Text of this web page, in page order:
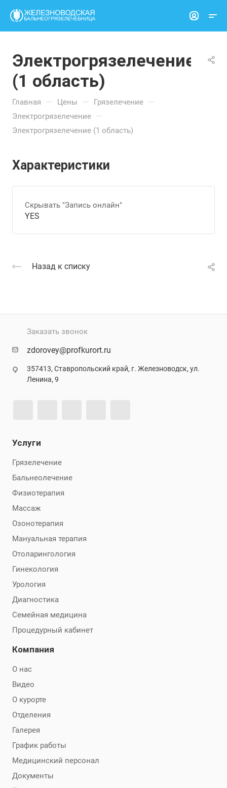
Электрогрязелечение
(1 область)
Главная — Цены — Грязелечение —
Электрогрязелечение —
Электрогрязелечение (1 область)
Характеристики
Скрывать "Запись онлайн"
YES
Назад к списку
Заказать звонок
zdorovey@profkurort.ru
357413, Ставропольский край, г. Железноводск, ул.
Ленина, 9
Услуги
Грязелечение
Бальнеолечение
Физиотерапия
Массаж
Озонотерапия
Мануальная терапия
Отоларингология
Гинекология
Урология
Диагностика
Семейная медицина
Процедурный кабинет
Компания
О нас
Видео
О курорте
Отделения
Галерея
График работы
Медицинский персонал
Документы